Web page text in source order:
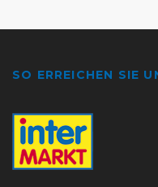
SO ERREICHEN SIE